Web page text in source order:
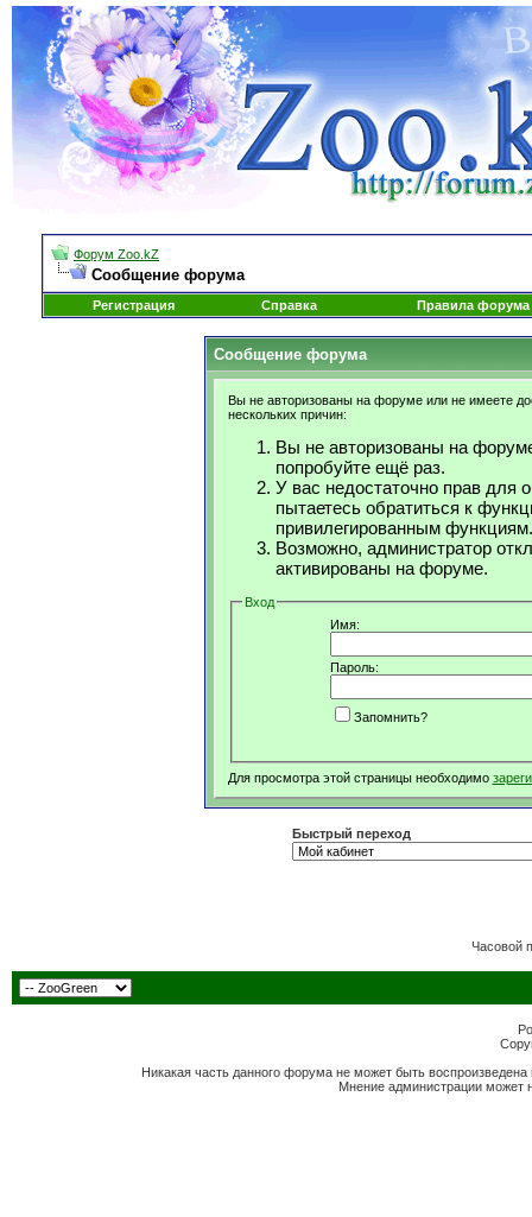
Форум Zoo.kZ
Сообщение форума
Регистрация Справка Правила форума
Сообщение форума
Вы не авторизованы на форуме или не имеете
нескольких причин:
Вы не авторизованы на
попробуйте ещё раз.
У вас недостаточно прав для
пытаетесь обратиться к
привилегированным функциям.
Возможно, администратор
активированы на форуме.
Вход
Имя:
Пароль:
Запомнить?
Для просмотра этой страницы необходимо
Быстрый переход
Часовой
Никакая часть данного форума не может быть
Мнение администрации может